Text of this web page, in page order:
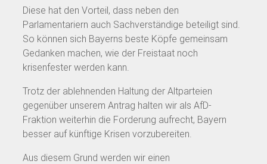
Diese hat den Vorteil, dass neben den
Parlamentariern auch Sachverständige beteiligt sind.
So können sich Bayerns beste Köpfe gemeinsam
Gedanken machen, wie der Freistaat noch
krisenfester werden kann.
Trotz der ablehnenden Haltung der Altparteien
gegenüber unserem Antrag halten wir als AfD-
Fraktion weiterhin die Forderung aufrecht, Bayern
besser auf künftige Krisen vorzubereiten.
Aus diesem Grund werden wir einen